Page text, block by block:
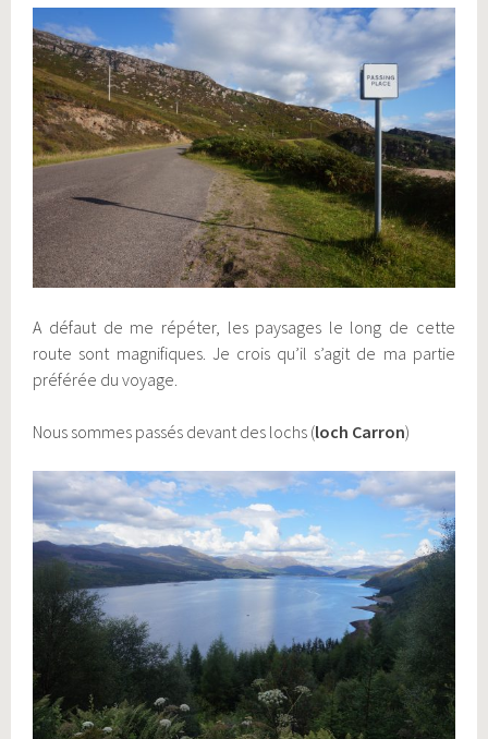
A défaut de me répéter, les paysages le long de cette
route sont magnifiques. Je crois qu’il s’agit de ma partie
préférée du voyage.
Nous sommes passés devant des lochs (loch Carron)